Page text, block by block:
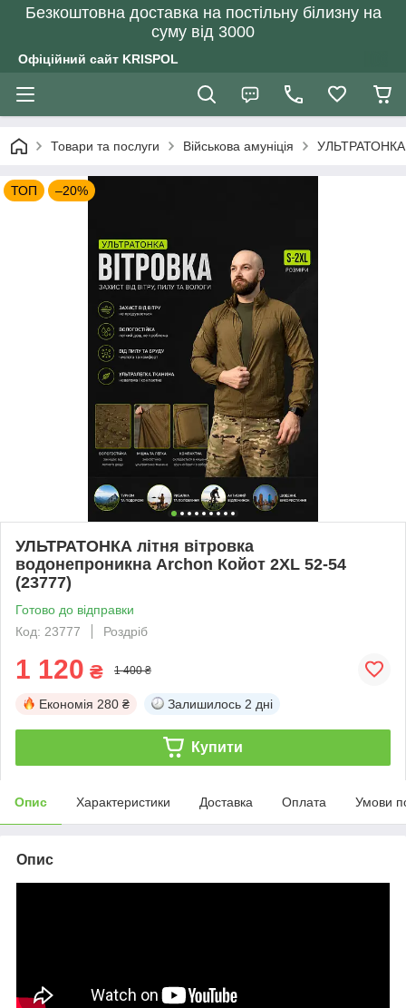
Безкоштовна доставка на постільну білизну на
суму від 3000
Офіційний сайт KRISPOL
Товари та послуги Військова амуніція УЛЬТРАТОНКА
ТОП –20%
УЛЬТРАТОНКА літня вітровка
водонепроникна Archon Койот 2XL 52-54
(23777)
Готово до відправки
Код: 23777
Роздріб
1 120 ₴ 1 400 ₴
Економія 280 ₴ Залишилось 2 дні
Купити
Опис Характеристики Доставка Оплата Умови
Опис